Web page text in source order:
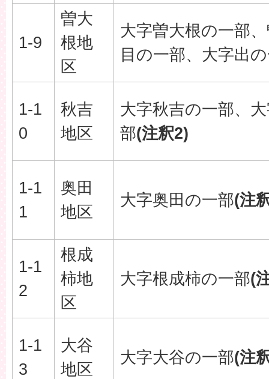
1-9
曽大
根地
区
大字曽大根の一部
目の一部、大字出
1-1
0
秋吉
地区
大字秋吉の一部、
部(注釈2)
1-1
1
奥田
地区
大字奥田の一部(注
1-1
2
根成
柿地
区
大字根成柿の一部(
1-1
3
大谷
地区
大字大谷の一部(注